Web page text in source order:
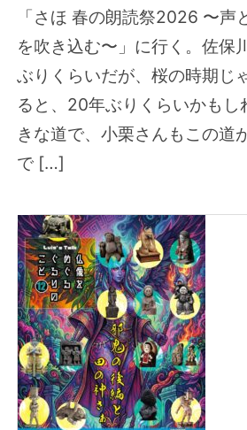
「さほ 春の朗読祭2026 〜声
を吹き込む〜」に行く。佐保
ぶりくらいだが、桜の時期じ
ると、20年ぶりくらいかもし
きな道で、小栗さんもこの道
で […]